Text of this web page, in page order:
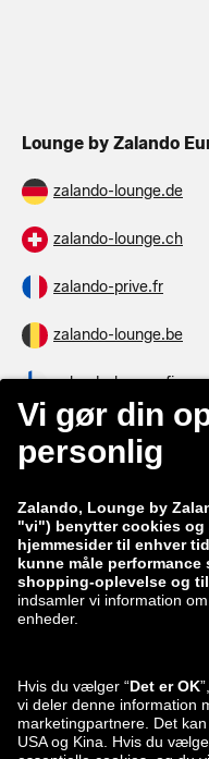
Lounge by Zalando
zalando-lounge.de
zalando-lounge.ch
zalando-prive.fr
zalando-lounge.be
zalando-lounge.fi
zalando-lounge.co.uk
zalando-lounge.lt
zalando-lounge.ro
zalando-lounge.si
zalando-lounge.lv